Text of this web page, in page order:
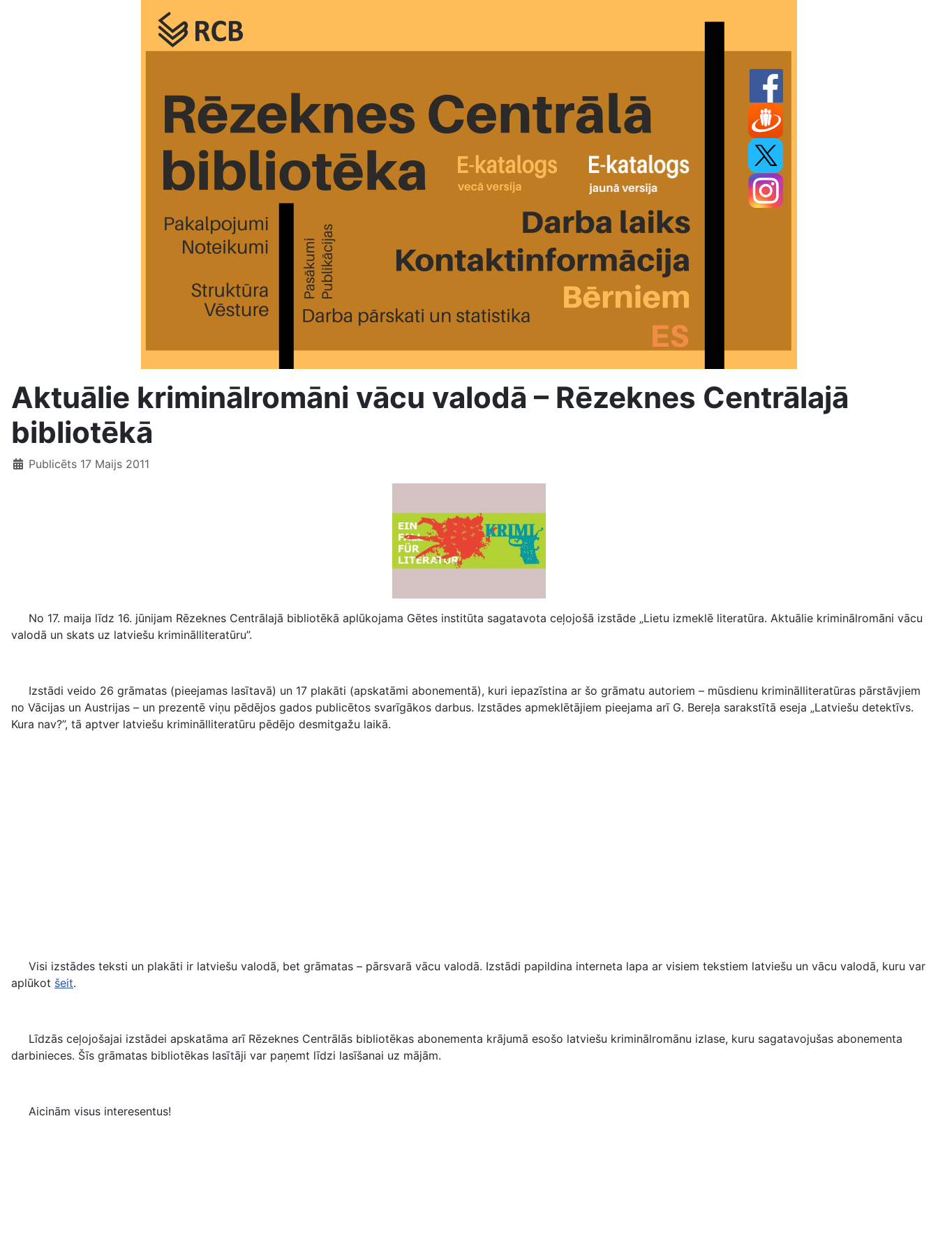
Aktuālie kriminālromāni vācu valodā – Rēzeknes Centrālajā
bibliotēkā
Publicēts 17 Maijs 2011
No 17. maija līdz 16. jūnijam Rēzeknes Centrālajā bibliotēkā aplūkojama Gētes institūta sagatavota ceļojošā izstāde „Lietu izmeklē literatūra. Aktuālie kriminālromāni vācu
valodā un skats uz latviešu kriminālliteratūru”.
Izstādi veido 26 grāmatas (pieejamas lasītavā) un 17 plakāti (apskatāmi abonementā), kuri iepazīstina ar šo grāmatu autoriem – mūsdienu kriminālliteratūras pārstāvjiem
no Vācijas un Austrijas – un prezentē viņu pēdējos gados publicētos svarīgākos darbus. Izstādes apmeklētājiem pieejama arī G. Bereļa sarakstītā eseja „Latviešu detektīvs.
Kura nav?”, tā aptver latviešu kriminālliteratūru pēdējo desmitgažu laikā.
Visi izstādes teksti un plakāti ir latviešu valodā, bet grāmatas – pārsvarā vācu valodā. Izstādi papildina interneta lapa ar visiem tekstiem latviešu un vācu valodā, kuru var
aplūkot šeit.
Līdzās ceļojošajai izstādei apskatāma arī Rēzeknes Centrālās bibliotēkas abonementa krājumā esošo latviešu kriminālromānu izlase, kuru sagatavojušas abonementa
darbinieces. Šīs grāmatas bibliotēkas lasītāji var paņemt līdzi lasīšanai uz mājām.
Aicinām visus interesentus!